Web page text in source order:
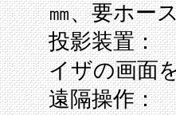
㎜、要ホー
投影装置：
イザの画面
遠隔操作：